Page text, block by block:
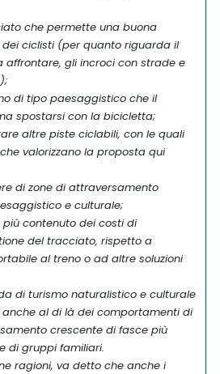
che permette una buona
ciclisti (per quanto riguarda il
affrontare, gli incroci con strade e
di tipo paesaggistico che il
spostarsi con la bicicletta;
altre piste ciclabili, con le quali
valorizzano la proposta qui
di zone di attraversamento
e culturale;
contenuto dei costi di
del tracciato, rispetto a
al treno o ad altre soluzioni
di turismo naturalistico e culturale
al di là dei comportamenti di
crescente di fasce più
di gruppi familiari.
ragioni, va detto che anche i